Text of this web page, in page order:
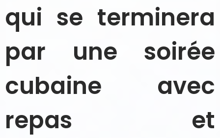
qui se terminera
par une soirée
cubaine avec
repas et